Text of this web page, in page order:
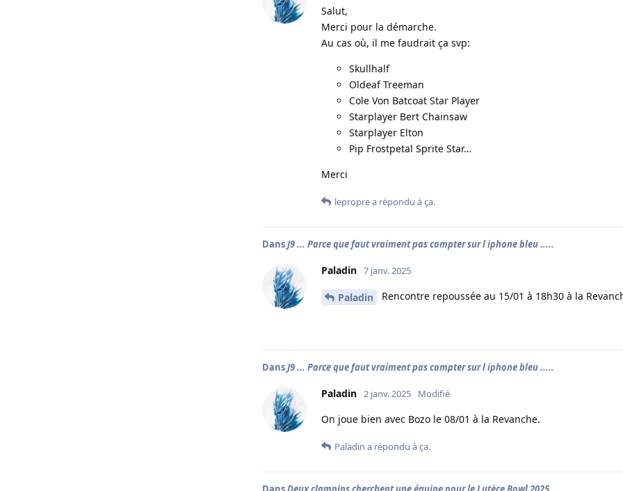
Salut,
Merci pour la démarche.
Au cas où, il me faudrait ça svp:
Skullhalf
Oldeaf Treeman
Cole Von Batcoat Star Player
Starplayer Bert Chainsaw
Starplayer Elton
Pip Frostpetal Sprite Star…
Merci
leproprea répondu à ça.
DansJ9 ... Parce que faut vraiment pas compter sur l iphone bleu .....
Paladin 7 janv. 2025
Paladin Rencontre repoussée au 15/01 à 18h30 à la
DansJ9 ... Parce que faut vraiment pas compter sur l iphone bleu .....
Paladin 2 janv. 2025 Modifié
On joue bien avec Bozo le 08/01 à la Revanche.
Paladin a répondu à ça.